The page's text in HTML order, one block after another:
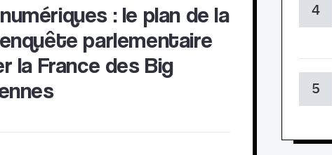
: le plan de la
parlementaire
la France des Big